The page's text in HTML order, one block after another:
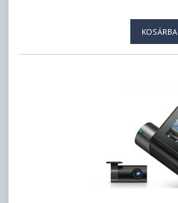
KOSÁRBA